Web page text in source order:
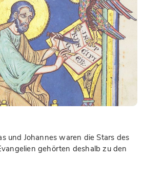
und Johannes waren die Stars des
gehörten deshalb zu den